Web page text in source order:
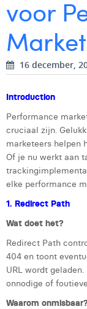
Dhan Claes
Diane
Edouard Polet
Elio Civalleri
Eliott Pousset
Floriane
Glenn
Hanne Van
Jonas Geiregat
Justine Cremer
Laura Rooseleer
Digital Business
voor
16 december,
Introduction
Performance
cruciaal zijn.
marketeers helpen
Of je nu werkt aan
elke performance
1. Redirect Path
Wat doet het?
Redirect Path
404 en toont
URL wordt
onnodige of
Waarom onmisbaar?